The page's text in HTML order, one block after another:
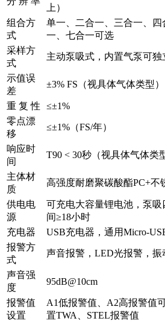
上）
组合方
式
单一、二合一、三合一、
一、七合一可选
采样方
式
主动泵吸式，内置气泵可独
示值误
差
±3% FS（视具体气体类型）
重 复 性
≤±1%
零点漂
移
≤±1%（FS/年）
响应时
间
T90 < 30秒（视具体气体类
主体材
质
高强度耐磨聚碳酸酯PC+不
供电电
源
可充电大容量锂电池，泵
间≥18小时
充电器
USB充电器，通用Micro-
报警方
式
声音报警，LED光报警，
声音强
度
95dB@10cm
报警值
设置
A1低报警值、A2高报警值
置TWA、STEL报警值